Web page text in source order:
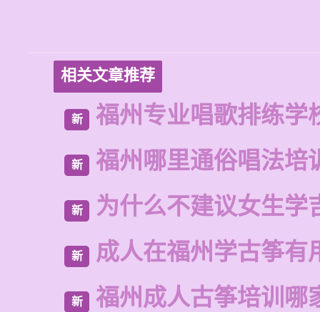
相关文章推荐
新 福州专业唱歌排练学
新 福州哪里通俗唱法培
新 为什么不建议女生学
新 成人在福州学古筝有
新 福州成人古筝培训哪